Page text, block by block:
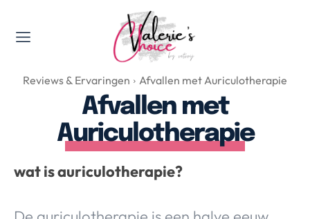
Valerie's Topics
Travel & Culture
Food & Drinks
Happyness & Opmerkelijk
Lifestyle, Sport & Duurzaamheid
Gadgets & Tech
Reviews & Ervaringen Afvallen met Auriculotherapie
Afvallen met
Auriculotherapie
wat is auriculotherapie?